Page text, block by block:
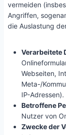
vermeiden
Angriffen,
die Auslastung
Verarbeitete
Webseiten,
Meta-/
IP-Adressen).
Betroffene
Nutzer von
Zwecke der